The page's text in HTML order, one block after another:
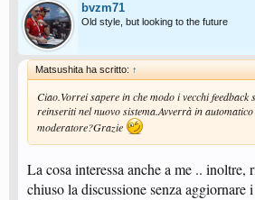
bvzm71
Old style, but looking to the future
Matsushita ha scritto: ↑
Ciao.Vorrei sapere in che modo i vecchi feedback
reinseriti nel nuovo sistema.Avverrà in
moderatore?Grazie
La cosa interessa anche a me .. inoltre,
chiuso la discussione senza aggiornare